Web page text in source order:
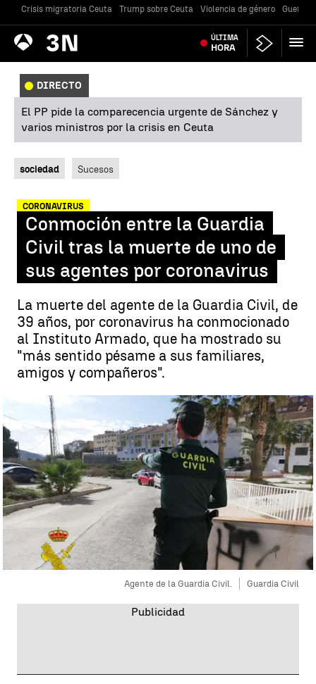
Crisis migratoria Ceuta Trump sobre Ceuta Violencia de género Guerra
Antena
3 Noticias ÚLTIMA
HORA
DIRECTO
El PP pide la comparecencia urgente de Sánchez y
varios ministros por la crisis en Ceuta
sociedad Sucesos
CORONAVIRUS
Conmoción entre la Guardia
Civil tras la muerte de uno de
sus agentes por coronavirus
La muerte del agente de la Guardia Civil, de
39 años, por coronavirus ha conmocionado
al Instituto Armado, que ha mostrado su
"más sentido pésame a sus familiares,
amigos y compañeros".
Agente de la Guardia Civil. Guardia Civil